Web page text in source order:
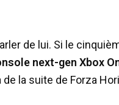
de lui. Si le
next-gen Xbox
la suite de Forza